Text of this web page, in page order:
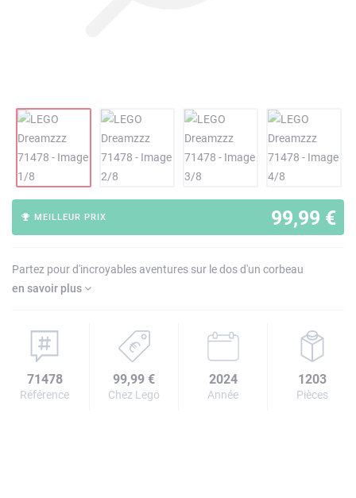
99,99 €
MEILLEUR PRIX
Partez pour d'incroyables aventures sur le dos d'un corbeau
en savoir plus
71478
Référence
99,99 €
Chez Lego
2024
Année
1203
Pièces